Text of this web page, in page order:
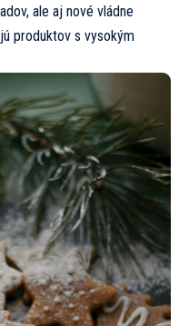
ale aj nové vládne
produktov s vysokým